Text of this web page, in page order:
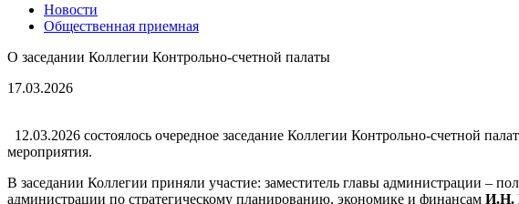
Новости
Общественная приемная
О заседании Коллегии Контрольно-счетной палаты
17.03.2026
12.03.2026 состоялось очередное заседание Коллегии Контрольно-счетной
мероприятия.
В заседании Коллегии приняли участие: заместитель главы администрации –
администрации по стратегическому планированию, экономике и финансам И.Н.